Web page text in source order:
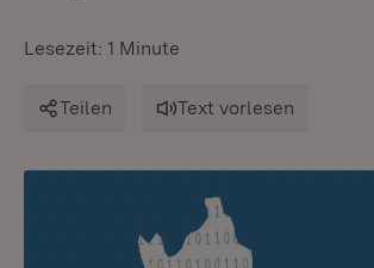
Lesezeit: 1 Minute
Teilen Text vorlesen